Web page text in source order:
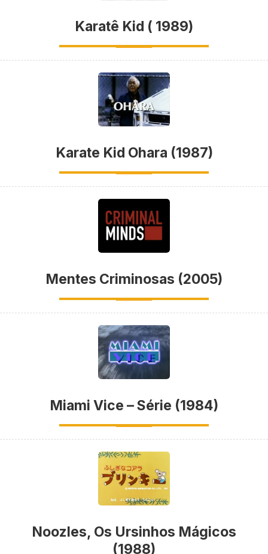
Karatê Kid ( 1989)
Karate Kid Ohara (1987)
Mentes Criminosas (2005)
Miami Vice – Série (1984)
Noozles, Os Ursinhos Mágicos
(1988)